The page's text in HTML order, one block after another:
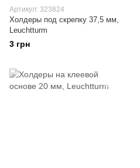
Артикул: 323824
Холдеры под скрепку 37,5 мм,
Leuchtturm
3 грн